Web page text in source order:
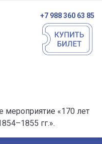
+7 988 360 63 85
мероприятие «170 лет
гг.».